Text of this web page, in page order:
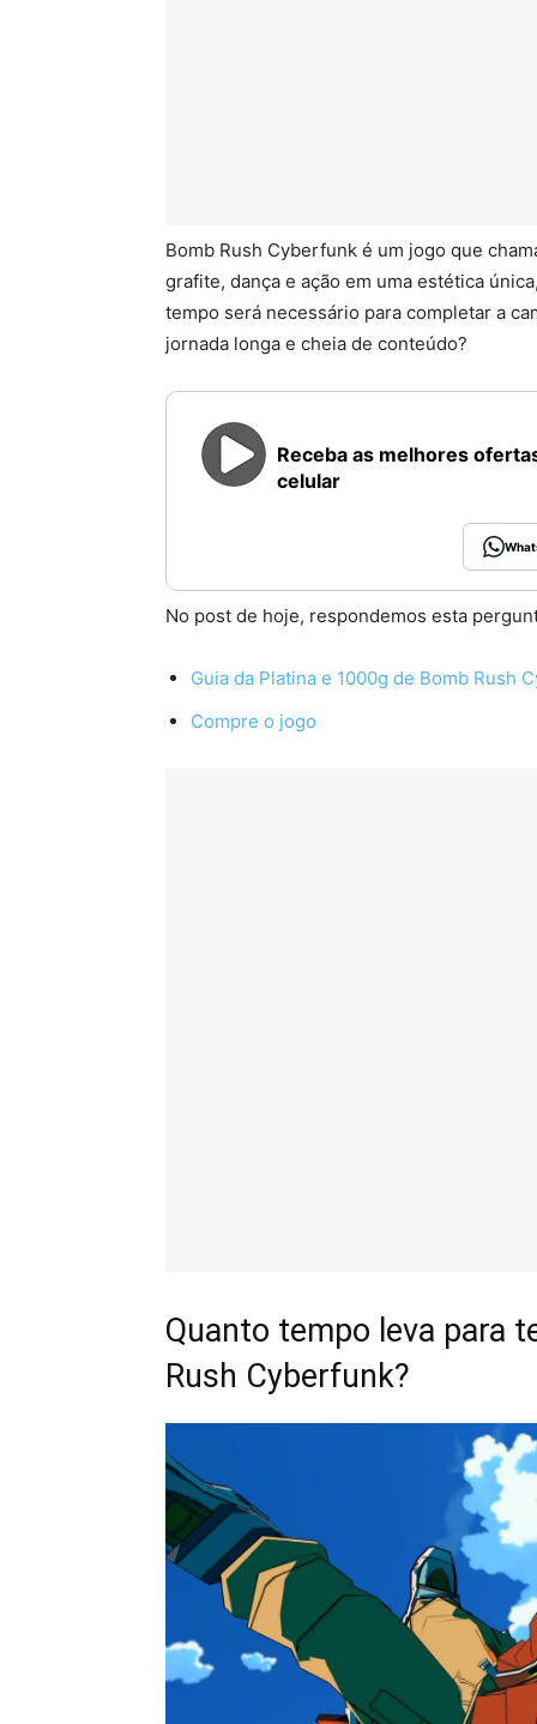
Bomb Rush Cyberfunk é um jogo que
grafite, dança e ação em uma estética
tempo será necessário para completar a
jornada longa e cheia de conteúdo?
Receba as melhores
celular
No post de hoje, respondemos esta
Guia da Platina e 1000g de Bomb Rush
Compre o jogo
Quanto tempo leva para
Rush Cyberfunk?